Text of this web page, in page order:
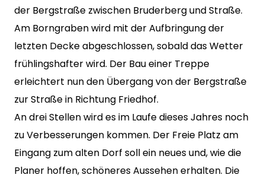
der Bergstraße zwischen Bruderberg und Straße.
Am Borngraben wird mit der Aufbringung der
letzten Decke abgeschlossen, sobald das Wetter
frühlingshafter wird. Der Bau einer Treppe
erleichtert nun den Übergang von der Bergstraße
zur Straße in Richtung Friedhof.
An drei Stellen wird es im Laufe dieses Jahres noch
zu Verbesserungen kommen. Der Freie Platz am
Eingang zum alten Dorf soll ein neues und, wie die
Planer hoffen, schöneres Aussehen erhalten. Die